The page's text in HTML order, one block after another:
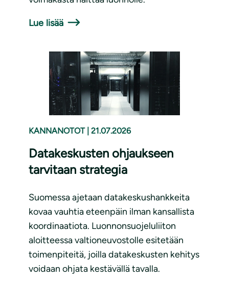
Lue lisää
KANNANOTOT 21.07.2026
Datakeskusten ohjaukseen
tarvitaan strategia
Suomessa ajetaan datakeskushankkeita
kovaa vauhtia eteenpäin ilman kansallista
koordinaatiota. Luonnonsuojeluliiton
aloitteessa valtioneuvostolle esitetään
toimenpiteitä, joilla datakeskusten kehitys
voidaan ohjata kestävällä tavalla.